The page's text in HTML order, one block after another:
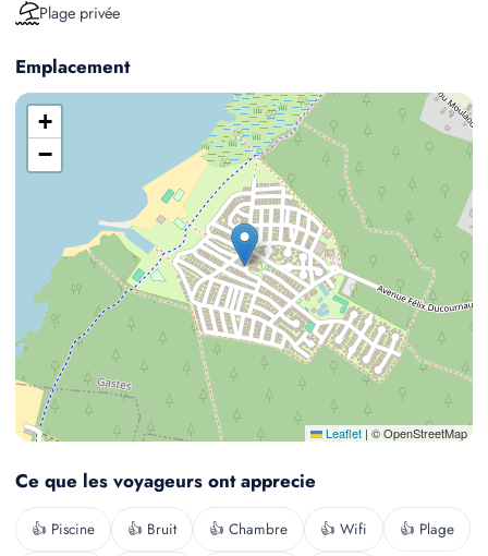
Plage privée
Emplacement
+
−
Leaflet | © OpenStreetMap
Ce que les voyageurs ont apprecie
👍 Piscine 👍 Bruit 👍 Chambre 👍 Wifi 👍 Plage